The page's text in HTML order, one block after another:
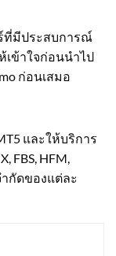
ที่มีประสบการณ์
ข้าใจก่อนนำไป
ก่อนเสมอ
และให้บริการ
FBS, HFM,
กัดของแต่ละ